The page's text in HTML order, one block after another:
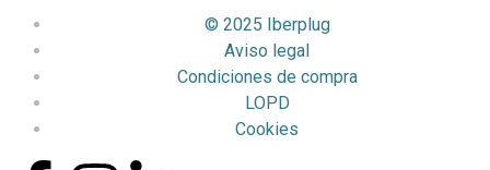
© 2025 Iberplug
Aviso legal
Condiciones de compra
LOPD
Cookies